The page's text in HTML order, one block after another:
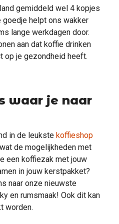
gemiddeld wel 4 kopjes
helpt ons wakker
lange werkdagen door.
aan dat koffie drinken
je gezondheid heeft.
waar je naar
in de leukste koffieshop
de mogelijkheden met
een koffiezak met jouw
in jouw kerstpakket?
naar onze nieuwste
en rumsmaak! Ook dit kan
worden.